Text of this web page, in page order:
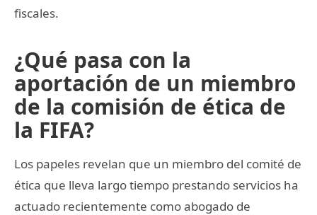
fiscales.
¿Qué pasa con la
aportación de un miembro
de la comisión de ética de
la FIFA?
Los papeles revelan que un miembro del comité de
ética que lleva largo tiempo prestando servicios ha
actuado recientemente como abogado de